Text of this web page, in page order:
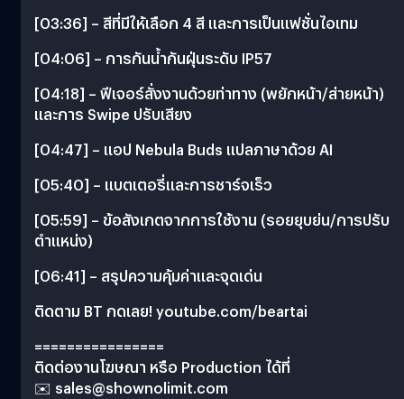
[03:36] – สีที่มีให้เลือก 4 สี และการเป็นแฟชั่นไอเทม
[04:06] – การกันน้ำกันฝุ่นระดับ IP57
[04:18] – ฟีเจอร์สั่งงานด้วยท่าทาง (พยักหน้า/ส่ายหน้า)
และการ Swipe ปรับเสียง
[04:47] – แอป Nebula Buds แปลภาษาด้วย AI
[05:40] – แบตเตอรี่และการชาร์จเร็ว
[05:59] – ข้อสังเกตจากการใช้งาน (รอยยุบย่น/การปรับ
ตำแหน่ง)
[06:41] – สรุปความคุ้มค่าและจุดเด่น
ติดตาม BT กดเลย! youtube.com/beartai
================
ติดต่องานโฆษณา หรือ Production ได้ที่
✉️ sales@shownolimit.com